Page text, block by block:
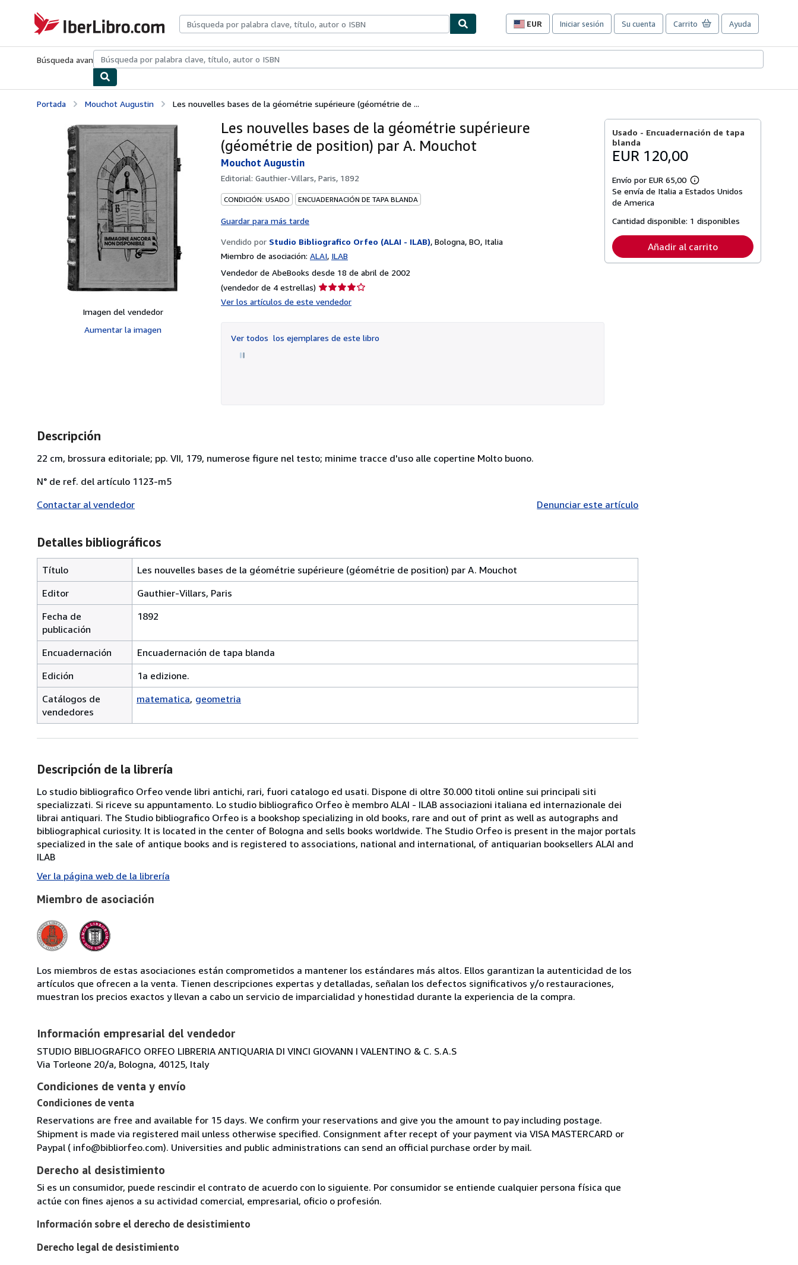
IberLibro.com
EUR
Preferencias
compra
sitio.
Iniciar sesión Su cuenta Carrito Ayuda
Búsqueda avanzadaColecciones Libros antiguosArte y coleccionismo
Portada Mouchot Augustin Les nouvelles bases de la géométrie supérieure (géométrie de ...
Imagen del vendedor
Aumentar la imagen
Les nouvelles bases de la géométrie supérieure
(géométrie de position) par A. Mouchot
Mouchot Augustin
Editorial: Gauthier-Villars, Paris, 1892
CONDICIÓN: USADO ENCUADERNACIÓN DE TAPA BLANDA
Guardar para más tarde
Vendido por Studio Bibliografico Orfeo (ALAI - ILAB), Bologna, BO, Italia
Miembro de asociación: ALAI ILAB
Vendedor de AbeBooks desde 18 de abril de 2002
(vendedor de 4 estrellas) Calificación
Ver los artículos de este vendedor
Ver todos los ejemplares de este libro
Usado - Encuadernación de tapa
blanda
EUR 120,00
Envío por EUR 65,00
Más
información
tarifas
envío
Se envía de Italia a Estados Unidos
de America
Cantidad disponible: 1 disponibles
Añadir al carrito
Descripción
22 cm, brossura editoriale; pp. VII, 179, numerose figure nel testo; minime tracce d'uso alle copertine Molto buono.
N° de ref. del artículo 1123-m5
Contactar al vendedor
Denunciar este artículo
Detalles bibliográficos
Título
Les nouvelles bases de la géométrie supérieure (géométrie de position) par A. Mouchot
Editor
Gauthier-Villars, Paris
Fecha de
publicación
1892
Encuadernación
Encuadernación de tapa blanda
Edición
1a edizione.
Catálogos de
vendedores
matematica geometria
Descripción de la librería
Lo studio bibliografico Orfeo vende libri antichi, rari, fuori catalogo ed usati. Dispone di oltre 30.000 titoli online sui principali siti
specializzati. Si riceve su appuntamento. Lo studio bibliografico Orfeo è membro ALAI - ILAB associazioni italiana ed internazionale dei
librai antiquari. The Studio bibliografico Orfeo is a bookshop specializing in old books, rare and out of print as well as autographs and
bibliographical curiosity. It is located in the center of Bologna and sells books worldwide. The Studio Orfeo is present in the major portals
specialized in the sale of antique books and is registered to associations, national and international, of antiquarian booksellers ALAI and
ILAB
Ver la página web de la librería
Miembro de asociación
Los miembros de estas asociaciones están comprometidos a mantener los estándares más altos. Ellos garantizan la autenticidad de los
artículos que ofrecen a la venta. Tienen descripciones expertas y detalladas, señalan los defectos significativos y/o restauraciones,
muestran los precios exactos y llevan a cabo un servicio de imparcialidad y honestidad durante la experiencia de la compra.
Información empresarial del vendedor
STUDIO BIBLIOGRAFICO ORFEO LIBRERIA ANTIQUARIA DI VINCI GIOVANN I VALENTINO & C. S.A.S
Via Torleone 20/a, Bologna, 40125, Italy
Condiciones de venta y envío
Condiciones de venta
Reservations are free and available for 15 days. We confirm your reservations and give you the amount to pay including postage.
Shipment is made via registered mail unless otherwise specified. Consignment after recept of your payment via VISA MASTERCARD or
Paypal ( info@bibliorfeo.com). Universities and public administrations can send an official purchase order by mail.
Derecho al desistimiento
Si es un consumidor, puede rescindir el contrato de acuerdo con lo siguiente. Por consumidor se entiende cualquier persona física que
actúe con fines ajenos a su actividad comercial, empresarial, oficio o profesión.
Información sobre el derecho de desistimiento
Derecho legal de desistimiento